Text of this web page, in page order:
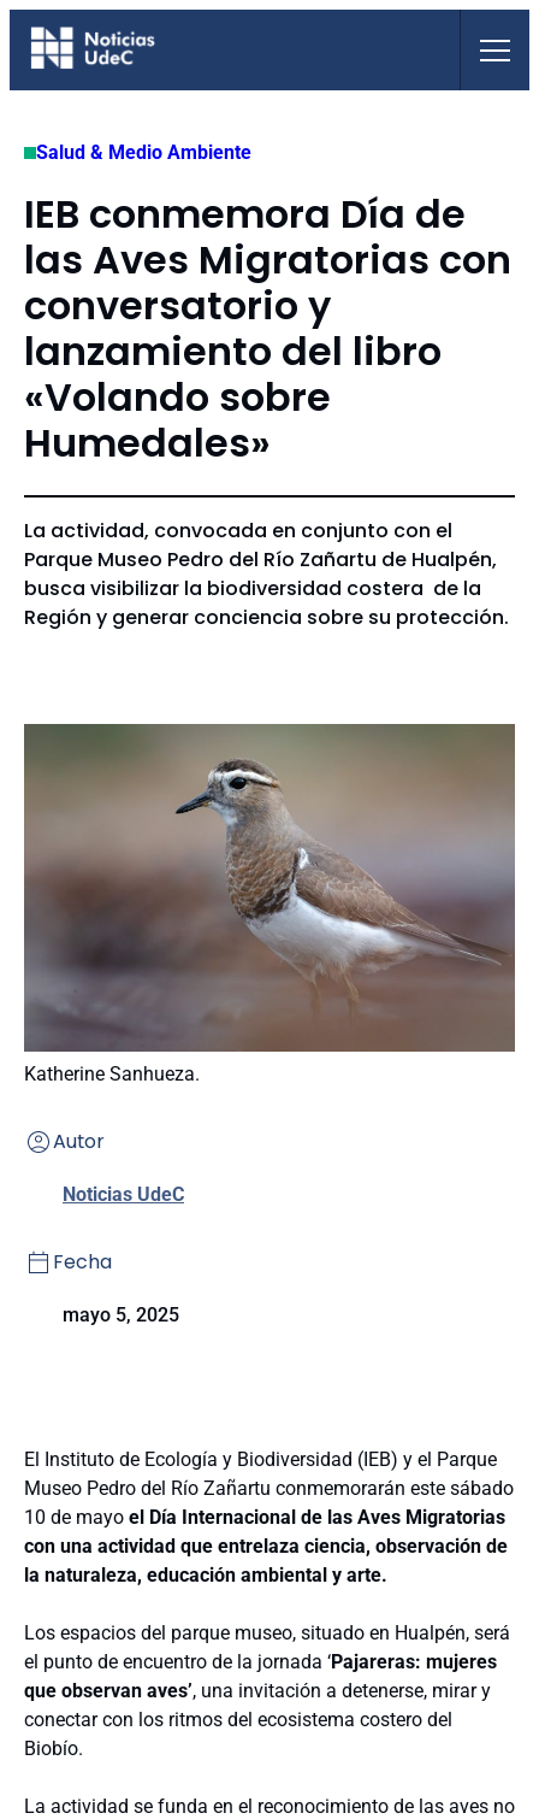
Saltar
Salud & Medio Ambiente
IEB conmemora Día de
las Aves Migratorias con
conversatorio y
lanzamiento del libro
«Volando sobre
Humedales»
La actividad, convocada en conjunto con el
Parque Museo Pedro del Río Zañartu de Hualpén,
busca visibilizar la biodiversidad costera de la
Región y generar conciencia sobre su protección.
Katherine Sanhueza.
Autor
Noticias UdeC
Fecha
mayo 5, 2025
El Instituto de Ecología y Biodiversidad (IEB) y el Parque
Museo Pedro del Río Zañartu conmemorarán este sábado
10 de mayo el Día Internacional de las Aves Migratorias
con una actividad que entrelaza ciencia, observación de
la naturaleza, educación ambiental y arte.
Los espacios del parque museo, situado en Hualpén, será
el punto de encuentro de la jornada ‘Pajareras: mujeres
que observan aves’, una invitación a detenerse, mirar y
conectar con los ritmos del ecosistema costero del
Biobío.
La actividad se funda en el reconocimiento de las aves no